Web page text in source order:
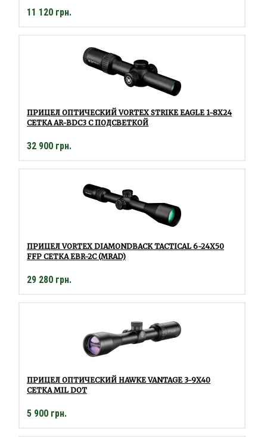
11 120 грн.
ПРИЦЕЛ ОПТИЧЕСКИЙ VORTEX STRIKE EAGLE 1-8X24
СЕТКА AR-BDC3 C ПОДСВЕТКОЙ
32 900 грн.
ПРИЦЕЛ VORTEX DIAMONDBACK TACTICAL 6-24Х50
FFP СЕТКА EBR-2C (MRAD)
29 280 грн.
ПРИЦЕЛ ОПТИЧЕСКИЙ HAWKE VANTAGE 3-9X40
СЕТКА MIL DOT
5 900 грн.